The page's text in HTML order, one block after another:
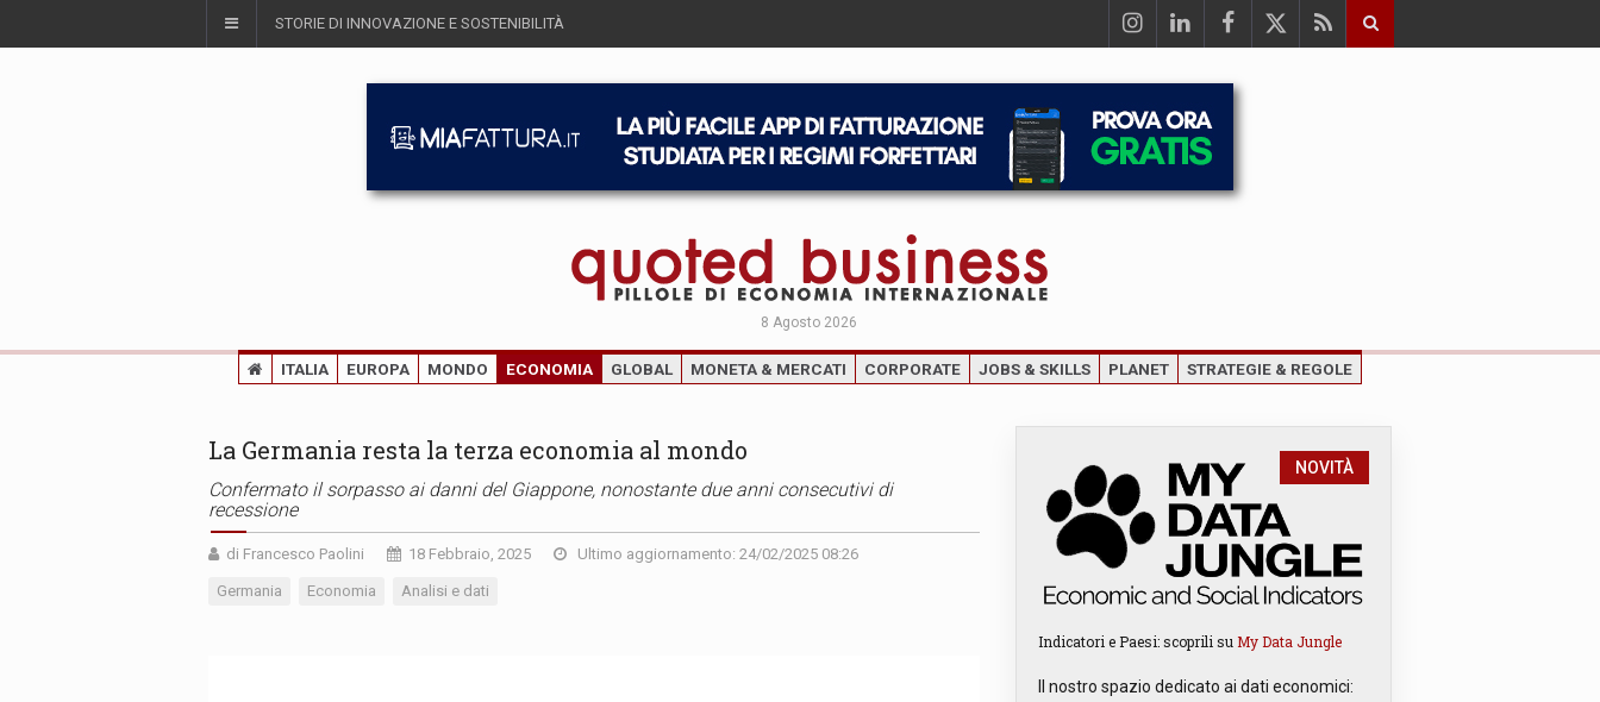
STORIE DI INNOVAZIONE E SOSTENIBILITÀ
8 Agosto 2026
ITALIA EUROPA MONDO ECONOMIA GLOBAL MONETA & MERCATI CORPORATE JOBS & SKILLS PLANET STRATEGIE & REGOLE
La Germania resta la terza economia al mondo
Confermato il sorpasso ai danni del Giappone, nonostante due anni consecutivi di
recessione
di Francesco Paolini 18 Febbraio, 2025 Ultimo aggiornamento: 24/02/2025 08:26
Germania Economia Analisi e dati
NOVITÀ
Indicatori e Paesi: scoprili su My Data Jungle
Il nostro spazio dedicato ai dati economici: